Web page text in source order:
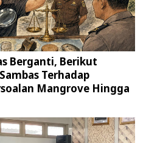
Berganti, Berikut
Terhadap
Mangrove Hingga